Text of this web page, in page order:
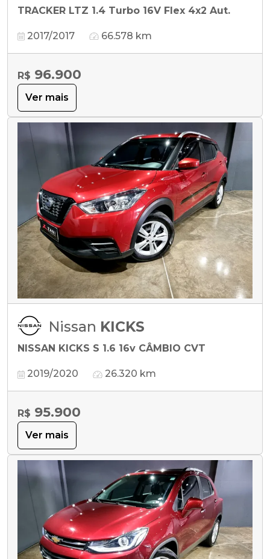
TRACKER LTZ 1.4 Turbo 16V Flex 4x2 Aut.
2017/2017 66.578 km
R$ 96.900
Ver mais
Nissan KICKS
NISSAN KICKS S 1.6 16v CÂMBIO CVT
2019/2020 26.320 km
R$ 95.900
Ver mais